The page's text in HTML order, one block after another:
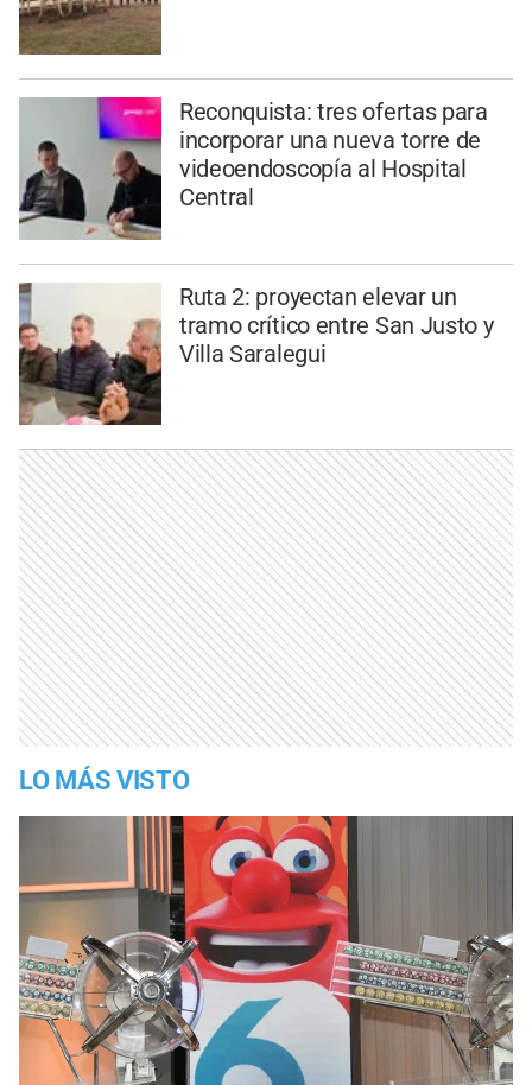
Reconquista: tres ofertas para
incorporar una nueva torre de
videoendoscopía al Hospital
Central
Ruta 2: proyectan elevar un
tramo crítico entre San Justo y
Villa Saralegui
LO MÁS VISTO